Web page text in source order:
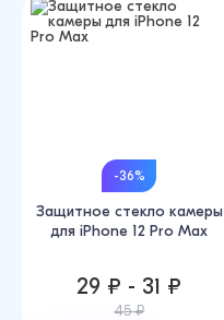
-36%
Защитное стекло камеры
для iPhone 12 Pro Max
29 ₽ - 31 ₽
45 ₽